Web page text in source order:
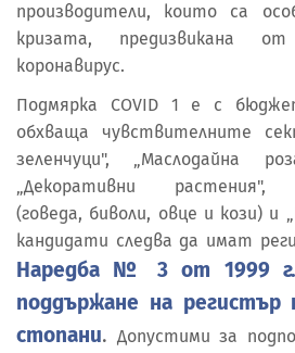
производители, които са
кризата, предизвикана
коронавирус.
Подмярка COVID 1 е с
обхваща чувствителните
зеленчуци", „Маслодайна
„Декоративни растения",
(говеда, биволи, овце и кози) и
кандидати следва да имат
Наредба № 3 от 1999 г.
поддържане на регистър
стопани.Допустими за